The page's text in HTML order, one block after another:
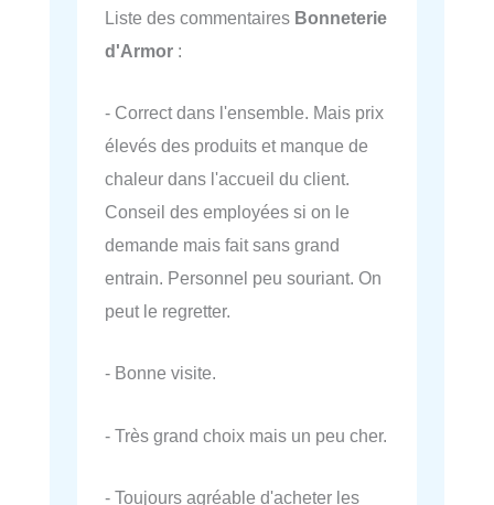
Liste des commentaires Bonneterie
d'Armor :
- Correct dans l'ensemble. Mais prix
élevés des produits et manque de
chaleur dans l'accueil du client.
Conseil des employées si on le
demande mais fait sans grand
entrain. Personnel peu souriant. On
peut le regretter.
- Bonne visite.
- Très grand choix mais un peu cher.
- Toujours agréable d'acheter les